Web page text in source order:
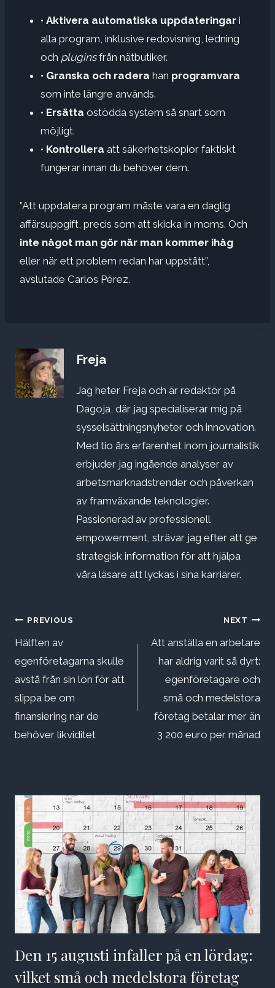
• Aktivera automatiska uppdateringar i
alla program, inklusive redovisning, ledning
och pluginsfrån nätbutiker.
• Granska och radera han programvara
som inte längre används.
• Ersätta ostödda system så snart som
möjligt.
• Kontrollera att säkerhetskopior faktiskt
fungerar innan du behöver dem.
”Att uppdatera program måste vara en daglig
affärsuppgift, precis som att skicka in moms. Och
inte något man gör när man kommer ihåg
eller när ett problem redan har uppstått”,
avslutade Carlos Pérez.
Freja
Jag heter Freja och är redaktör på
Dagoja, där jag specialiserar mig på
sysselsättningsnyheter och innovation.
Med tio års erfarenhet inom journalistik
erbjuder jag ingående analyser av
arbetsmarknadstrender och påverkan
av framväxande teknologier.
Passionerad av professionell
empowerment, strävar jag efter att ge
strategisk information för att hjälpa
våra läsare att lyckas i sina karriärer.
Inläggsnavigering
PREVIOUS
Hälften av
egenföretagarna skulle
avstå från sin lön för att
slippa be om
finansiering när de
behöver likviditet
NEXT
Att anställa en arbetare
har aldrig varit så dyrt:
egenföretagare och
små och medelstora
företag betalar mer än
3 200 euro per månad
Den 15 augusti infaller på en lördag:
vilket små och medelstora företag